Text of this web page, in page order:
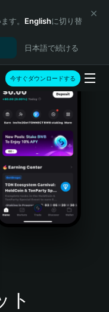
す。 Englishに切り替
日本語で続ける
今すぐダウンロードする
ト